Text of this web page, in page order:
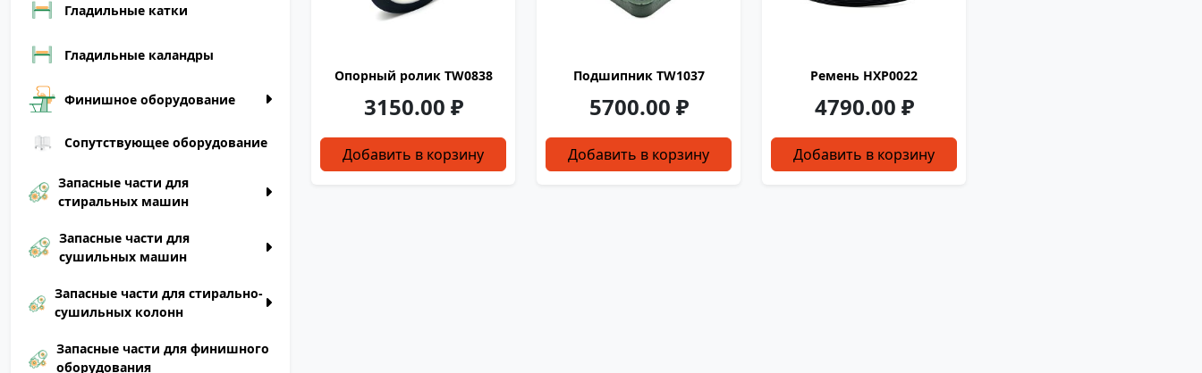
Гладильные катки
Гладильные каландры
Финишное оборудование
Сопутствующее оборудование
Запасные части для
стиральных машин
Запасные части для
сушильных машин
Запасные части для стирально-
сушильных колонн
Запасные части для финишного
оборудования
Опорный ролик TW0838
3150.00 ₽
Добавить в корзину
Подшипник TW1037
5700.00 ₽
Добавить в корзину
Ремень HXP0022
4790.00 ₽
Добавить в корзину